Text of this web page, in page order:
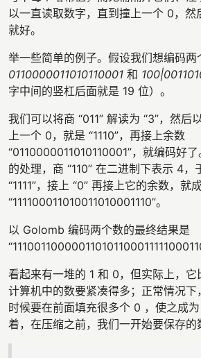
以一直读取数字，直到撞上一个 0，然
就好。
举一些简单的例子。假设我们想编码两
0110000011010110001 和
字中间的竖杠后面就是 19 位）。
我们可以将商 “011” 解读为 “3”，然后
上一个 0，就是 “1110”，再接上余数
“0110000011010110001”，就编码好
的处理，商 “110” 在二进制下表示 4，
“1111”，接上 “0” 再接上它的余数，就
“111100011010011010001110”。
以 Golomb 编码两个数的最终结果是
看起来有一堆的 1 和 0，但实际上，它
计算机中的数要紧凑得多；正常情况下
时候要在前面填充很多个 0 ，使之成
着，在压缩之前，我们一开始要保存的